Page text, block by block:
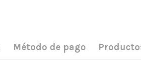
Método de pago